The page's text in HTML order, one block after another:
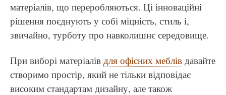
матеріалів, що переробляються. Ці інноваційні
рішення поєднують у собі міцність, стиль і,
звичайно, турботу про навколишнє середовище.
При виборі матеріалів для офісних меблів давайте
створимо простір, який не тільки відповідає
високим стандартам дизайну, але також